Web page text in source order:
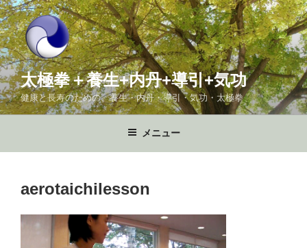
コ
ン
テ
ン
ツ
へ
ス
プ
太極拳＋養生+内丹+導引+気功
健康と長寿のための、養生・内丹・導引・気功・太極拳
メニュー
aerotaichilesson